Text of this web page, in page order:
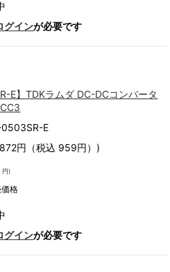
グインが必要です
E】TDKラムダ DC-DCコンバータ
E
円（税込 959円）)
円)
価格
グインが必要です